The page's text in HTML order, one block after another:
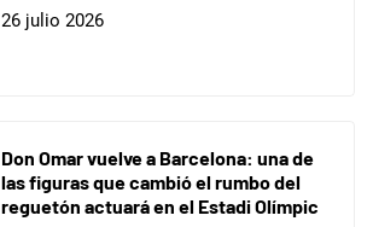
26 julio 2026
Don Omar vuelve a Barcelona: una de
las figuras que cambió el rumbo del
reguetón actuará en el Estadi Olímpic